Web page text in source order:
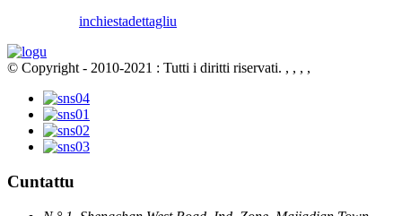
inchiestadettagliu
© Copyright - 2010-2021 : Tutti i diritti riservati. , , , ,
Cuntattu